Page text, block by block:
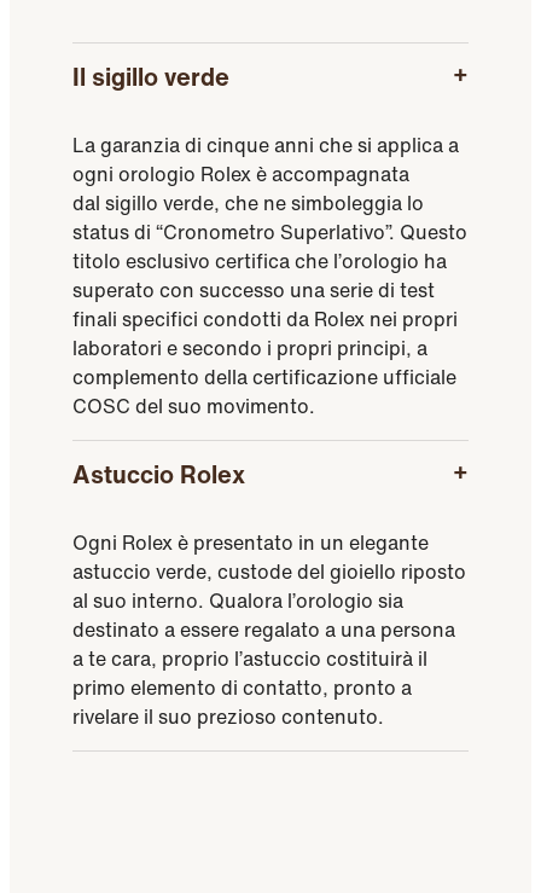
Il sigillo verde
La garanzia di cinque anni che si applica a
ogni orologio Rolex è accompagnata
dal sigillo verde, che ne simboleggia lo
status di “Cronometro Superlativo”. Questo
titolo esclusivo certifica che l’orologio ha
superato con successo una serie di test
finali specifici condotti da Rolex nei propri
laboratori e secondo i propri principi, a
complemento della certificazione ufficiale
COSC del suo movimento.
Astuccio Rolex
Ogni Rolex è presentato in un elegante
astuccio verde, custode del gioiello riposto
al suo interno. Qualora l’orologio sia
destinato a essere regalato a una persona
a te cara, proprio l’astuccio costituirà il
primo elemento di contatto, pronto a
rivelare il suo prezioso contenuto.